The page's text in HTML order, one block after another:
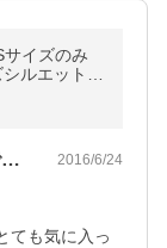
イズのみ
ルエット D
すつく
息子に購入しました。息子も練習等で着て… 2016/6/24
ても気に入っ